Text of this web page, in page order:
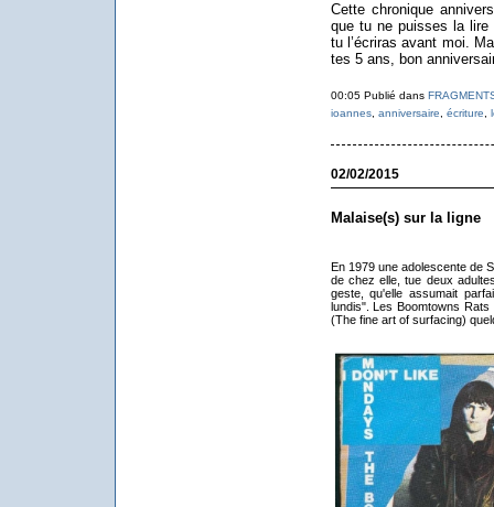
Cette chronique
que tu ne puisses la lire
tu l’écriras avant moi.
tes 5 ans, bon
00:05 Publié dans
ioannes, anniversaire, écriture,
02/02/2015
Malaise(s) sur la ligne
En 1979 une adolescente de
de chez elle, tue deux
geste, qu'elle assumait
lundis". Les Boomtowns
(The fine art of surfacing)